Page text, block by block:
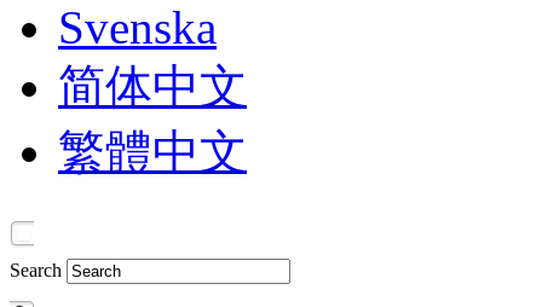
Svenska
简体中文
繁體中文
Search